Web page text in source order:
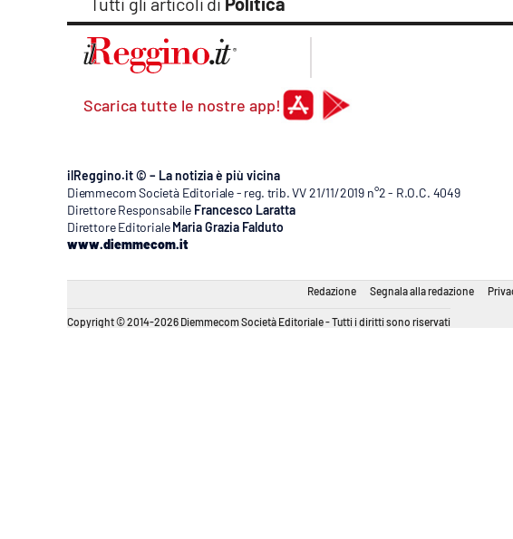
Scarica tutte le nostre app!
ilReggino.it © – La notizia è più vicina
Diemmecom Società Editoriale - reg. trib. VV 21/11/2019 n°2 - R.O.C. 4049
Direttore Responsabile Francesco Laratta
Direttore Editoriale Maria Grazia Falduto
www.diemmecom.it
Redazione Segnala alla redazione
Copyright © 2014-2026 Diemmecom Società Editoriale - Tutti i diritti sono riservati